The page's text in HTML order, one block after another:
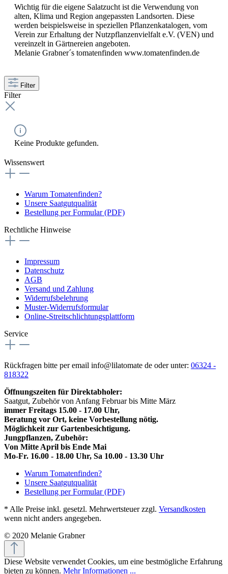
Wichtig für die eigene Salatzucht ist die Verwendung von
alten, Klima und Region angepassten Landsorten. Diese
werden beispielsweise in speziellen Pflanzenkatalogen, vom
Verein zur Erhaltung der Nutzpflanzenvielfalt e.V. (VEN) und
vereinzelt in Gärtnereien angeboten.
Melanie Grabner´s tomatenfinden www.tomatenfinden.de
Filter
Filter
Keine Produkte gefunden.
Wissenswert
Warum Tomatenfinden?
Unsere Saatgutqualität
Bestellung per Formular (PDF)
Rechtliche Hinweise
Impressum
Datenschutz
AGB
Versand und Zahlung
Widerrufsbelehrung
Muster-Widerrufsformular
Online-Streitschlichtungsplattform
Service
Rückfragen bitte per email info@lilatomate de oder unter: 06324 -
818322
Öffnungszeiten für Direktabholer:
Saatgut, Zubehör von Anfang Februar bis Mitte März
immer Freitags 15.00 - 17.00 Uhr,
Beratung vor Ort, keine Vorbestellung nötig.
Möglichkeit zur Gartenbesichtigung.
Jungpflanzen, Zubehör:
Von Mitte April bis Ende Mai
Mo-Fr. 16.00 - 18.00 Uhr, Sa 10.00 - 13.30 Uhr
Warum Tomatenfinden?
Unsere Saatgutqualität
Bestellung per Formular (PDF)
* Alle Preise inkl. gesetzl. Mehrwertsteuer zzgl. Versandkosten
wenn nicht anders angegeben.
© 2020 Melanie Grabner
Diese Website verwendet Cookies, um eine bestmögliche Erfahrung
bieten zu können. Mehr Informationen ...